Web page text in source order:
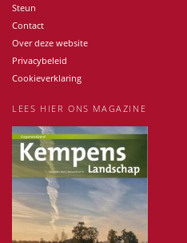
Steun
Contact
Over deze website
Privacybeleid
Cookieverklaring
LEES HIER ONS MAGAZINE